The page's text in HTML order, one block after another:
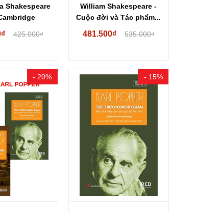
Shakespeare
425.000₫
William Shakespeare -
Cuộc đời và Tác phẩm...
481.500₫ 535.000₫
- 20% - 15%